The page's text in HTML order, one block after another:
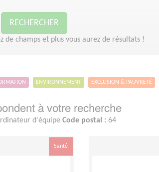
RECHERCHER
de champs et plus vous aurez de résultats !
ENVIRONNEMENT EXCLUSION & PAUVRETÉ
à votre recherche
d'équipe Code postal : 64
Santé